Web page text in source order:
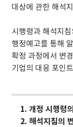
대상에 관한 해석
시행령과 해석지
행정예고를 통해
확정 과정에서 변
기업의 대응 포인
1.개정 시행령
2. 해석지침의